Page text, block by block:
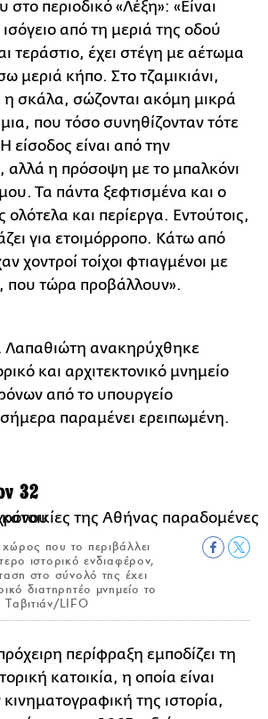
στο περιοδικό «Λέξη»: «Είναι
ισόγειο από τη μεριά της οδού
τεράστιο, έχει στέγη με αέτωμα
μεριά κήπο. Στο τζαμικιάνι,
η σκάλα, σώζονται ακόμη μικρά
που τόσο συνηθίζονταν τότε
είσοδος είναι από την
αλλά η πρόσοψη με το μπαλκόνι
Τα πάντα ξεφτισμένα και ο
και περίεργα. Εντούτοις,
για ετοιμόρροπο. Κάτω από
χοντροί τοίχοι φτιαγμένοι με
που τώρα προβάλλουν».
Λαπαθιώτη ανακηρύχθηκε
και αρχιτεκτονικό μνημείο
από το υπουργείο
παραμένει ερειπωμένη.
32
που το περιβάλλει
ιστορικό ενδιαφέρον,
στο σύνολό της έχει
διατηρητέο μνημείο το
LIFO
περίφραξη εμποδίζει τη
κατοικία, η οποία είναι
της ιστορία,